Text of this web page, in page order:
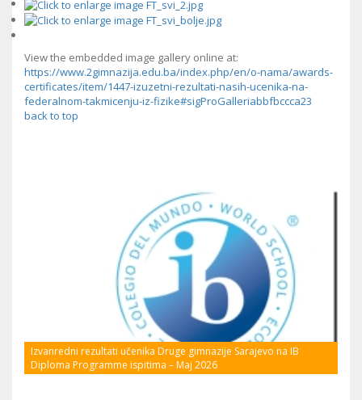
View the embedded image gallery online at:
https://www.2gimnazija.edu.ba/index.php/en/o-nama/awards-
certificates/item/1447-izuzetni-rezultati-nasih-ucenika-na-
federalnom-takmicenju-iz-fizike#sigProGalleriabbfbccca23
back to top
Izvanredni rezultati učenika Druge gimnazije Sarajevo na IB
Diploma Programme ispitima – Maj 2026